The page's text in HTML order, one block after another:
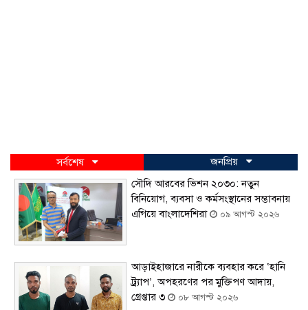
সর্বশেষ
জনপ্রিয়
সৌদি আরবের ভিশন ২০৩০: নতুন
বিনিয়োগ, ব্যবসা ও কর্মসংস্থানের সম্ভাবনায়
এগিয়ে বাংলাদেশিরা
০৯ আগস্ট ২০২৬
আড়াইহাজারে নারীকে ব্যবহার করে ‘হানি
ট্র্যাপ’, অপহরণের পর মুক্তিপণ আদায়,
গ্রেপ্তার ৩
০৮ আগস্ট ২০২৬